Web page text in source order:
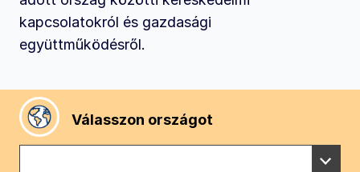
kapcsolatokról és gazdasági
együttműködésről.
Válasszon országot